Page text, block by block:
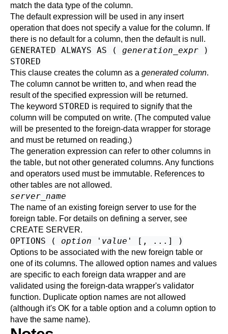
match the data type of the column.
The default expression will be used in any insert
operation that does not specify a value for the column. If
there is no default for a column, then the default is null.
GENERATED ALWAYS AS ( generation_expr )
STORED
This clause creates the column as a generated column.
The column cannot be written to, and when read the
result of the specified expression will be returned.
The keyword STORED is required to signify that the
column will be computed on write. (The computed value
will be presented to the foreign-data wrapper for storage
and must be returned on reading.)
The generation expression can refer to other columns in
the table, but not other generated columns. Any functions
and operators used must be immutable. References to
other tables are not allowed.
server_name
The name of an existing foreign server to use for the
foreign table. For details on defining a server, see
CREATE SERVER.
OPTIONS ( option ' value ' [, ...] )
Options to be associated with the new foreign table or
one of its columns. The allowed option names and values
are specific to each foreign data wrapper and are
validated using the foreign-data wrapper's validator
function. Duplicate option names are not allowed
(although it's OK for a table option and a column option to
have the same name).